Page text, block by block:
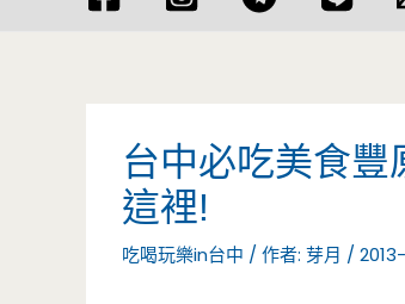
台中必吃美食
這裡!
吃喝玩樂in台中 / 作者: 芽月 /